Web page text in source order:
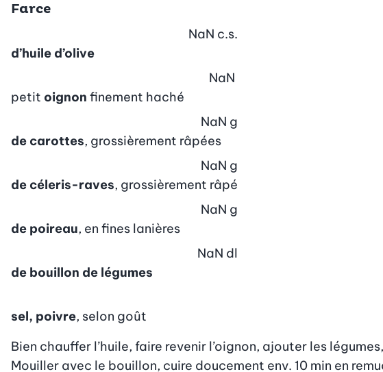
Farce
d’huile d’olive
NaN c.s.
petit oignon finement haché
NaN
de carottes, grossièrement râpées
NaN g
de céleris-raves, grossièrement râpé
NaN g
de poireau, en fines lanières
NaN g
de bouillon de légumes
NaN dl
sel, poivre, selon goût
Bien chauffer l’huile, faire revenir l’oignon, ajouter les
Mouiller avec le bouillon, cuire doucement env. 10 min en